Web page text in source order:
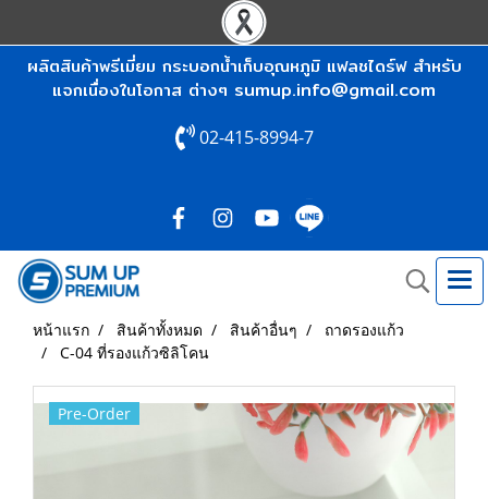
ผลิตสินค้าพรีเมี่ยม กระบอกน้ำเก็บอุณหภูมิ แฟลชไดร์ฟ สำหรับ
แจกเนื่องในโอกาส ต่างๆ sumup.info@gmail.com
02-415-8994-7
หน้าแรก สินค้าทั้งหมด สินค้าอื่นๆ
ถาดรองแก้ว
C-04 ที่รองแก้วซิลิโคน
Pre-Order